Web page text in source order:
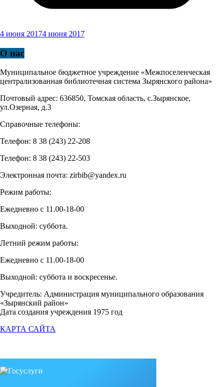
4 июня 20174 июня 2017
О нас
Муниципальное бюджетное учреждение «Межпоселенческая
централизованная библиотечная система Зырянского района»
Почтовый адрес: 636850, Томская область, с.Зырянское,
ул.Озерная, д.3
Справочные телефоны:
Телефон: 8 38 (243) 22-208
Телефон: 8 38 (243) 22-503
Электронная почта: zirbib@yandex.ru
Режим работы:
Ежедневно с 11.00-18-00
Выходной: суббота.
Летний режим работы:
Ежедневно с 11.00-18-00
Выходной: суббота и воскресенье.
Учредитель: Администрация муниципального образования
«Зырянский район»
Дата создания учреждения 1975 год
КАРТА САЙТА